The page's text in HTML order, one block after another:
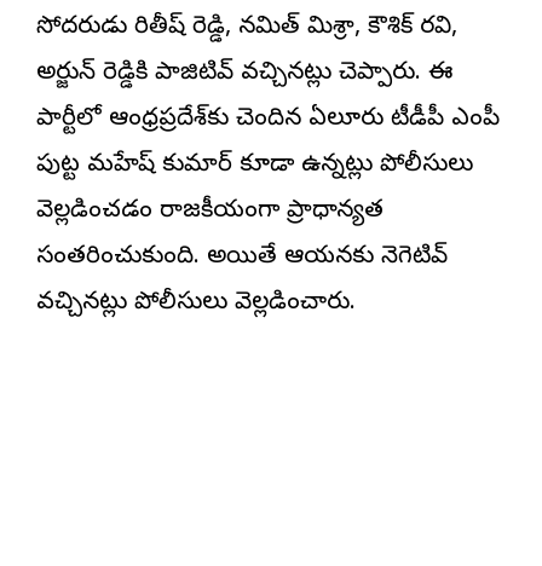
సోదరుడు రితీష్ రెడ్డి, నమిత్ మిశ్రా, కౌశిక్ రవి,
అర్జున్ రెడ్డికి పాజిటివ్ వచ్చినట్లు చెప్పారు. ఈ
పార్టీలో ఆంధ్రప్రదేశ్‌కు చెందిన ఏలూరు టీడీపీ ఎంపీ
పుట్ట మహేష్ కుమార్ కూడా ఉన్నట్లు పోలీసులు
వెల్లడించడం రాజకీయంగా ప్రాధాన్యత
సంతరించుకుంది. అయితే ఆయనకు నెగెటివ్
వచ్చినట్లు పోలీసులు వెల్లడించారు.